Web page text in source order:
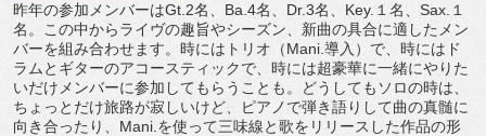
昨年の参加メンバーはGt.2名、Ba.4名、Dr.3名、Key.１名、Sax.１
名。この中からライヴの趣旨やシーズン、新曲の具合に適したメン
バーを組み合わせます。時にはトリオ（Mani.導入）で、時にはド
ラムとギターのアコースティックで、時には超豪華に一緒にやりた
いだけメンバーに参加してもらうことも。どうしてもソロの時は、
ちょっとだけ旅路が寂しいけど、ピアノで弾き語りして曲の真髄に
向き合ったり、Mani.を使って三味線と歌をリリースした作品の形